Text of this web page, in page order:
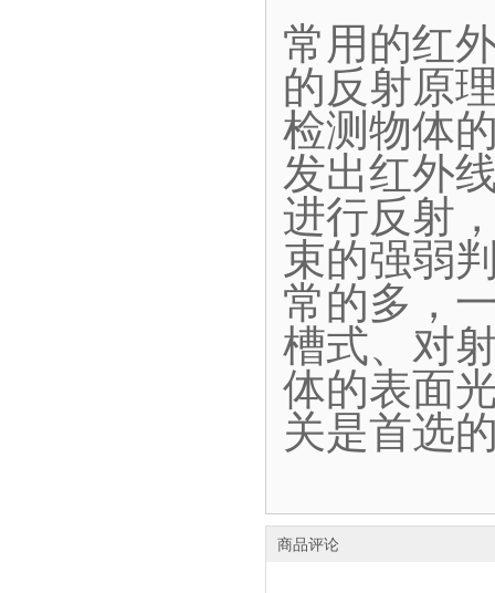
常用的红
的反射原
检测物体
发出红外
进行反射
束的强弱
常的多，
槽式、对
体的表面
关是首选
商品评论